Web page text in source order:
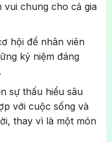
vui chung cho cả gia
hội để nhân viên
kỷ niệm đáng
sự thấu hiểu sâu
với cuộc sống và
thay vì là một món